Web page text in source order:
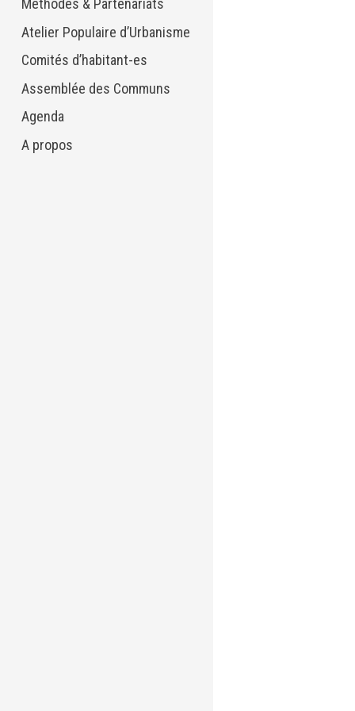
Méthodes & Partenariats
Atelier Populaire d’Urbanisme
Comités d’habitant-es
Assemblée des Communs
Agenda
A propos